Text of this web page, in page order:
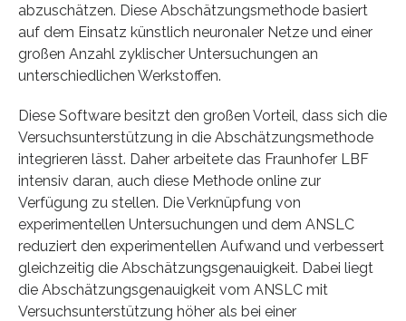
abzuschätzen. Diese Abschätzungsmethode basiert
auf dem Einsatz künstlich neuronaler Netze und einer
großen Anzahl zyklischer Untersuchungen an
unterschiedlichen Werkstoffen.
Diese Software besitzt den großen Vorteil, dass sich die
Versuchsunterstützung in die Abschätzungsmethode
integrieren lässt. Daher arbeitete das Fraunhofer LBF
intensiv daran, auch diese Methode online zur
Verfügung zu stellen. Die Verknüpfung von
experimentellen Untersuchungen und dem ANSLC
reduziert den experimentellen Aufwand und verbessert
gleichzeitig die Abschätzungsgenauigkeit. Dabei liegt
die Abschätzungsgenauigkeit vom ANSLC mit
Versuchsunterstützung höher als bei einer